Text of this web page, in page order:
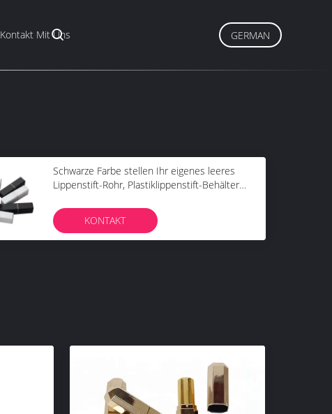
Kontakt Mit Uns GERMAN
Schwarze Farbe stellen Ihr eigenes leeres
Lippenstift-Rohr, Plastiklippenstift-Behälter
KONTAKT